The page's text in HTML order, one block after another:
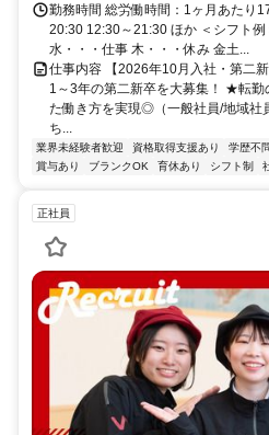
勤務時間 総労働時間：1ヶ月あたり
20:30 12:30～21:30 ほか ＜シフト
水・・・仕事 木・・・休み 金土...
仕事内容 【2026年10月入社・第二
1～3年の第二新卒を大募集！ ★転勤
た働き方を実現◎（一般社員/地域社
ち...
業界未経験者歓迎 資格取得支援あり 学歴不
賞与あり
ブランクOK 育休あり シフト制
正社員